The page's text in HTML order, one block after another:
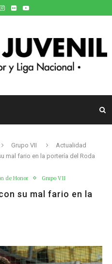
Grupo VII
Actualidad
mal fario en la portería del Roda
de Honor Grupo VII
su mal fario en la